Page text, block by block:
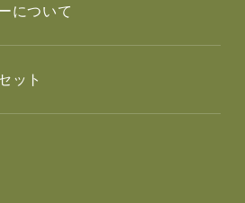
について
ット